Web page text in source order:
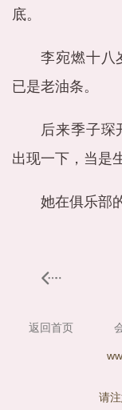
底。
李宛燃十八
已是老油条。
后来季子琛
出现一下，当是
她在俱乐部
返回首页
请